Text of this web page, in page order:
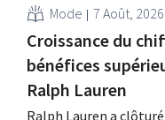
Mode 7 Août, 2026
Croissance du
bénéfices
Ralph Lauren
Ralph Lauren a